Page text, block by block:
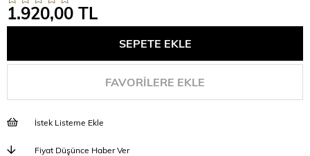
1.920,00 TL
FAVORILERE EKLE
İstek Listeme Ekle
Fiyat Düşünce Haber Ver